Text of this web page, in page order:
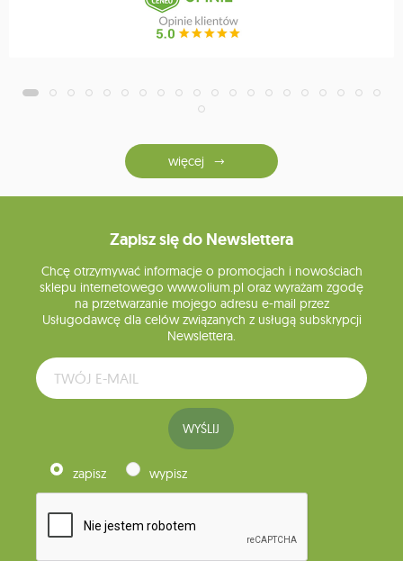
więcej
Zapisz się do Newslettera
Chcę otrzymywać informacje o promocjach i nowościach
sklepu internetowego www.olium.pl oraz wyrażam zgodę
na przetwarzanie mojego adresu e-mail przez
Usługodawcę dla celów związanych z usługą subskrypcji
Newslettera.
WYŚLIJ
zapisz wypisz